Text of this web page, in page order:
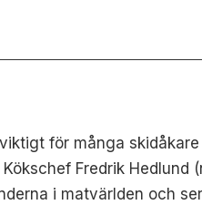
för många skidåkare
Fredrik Hedlund
i matvärlden och